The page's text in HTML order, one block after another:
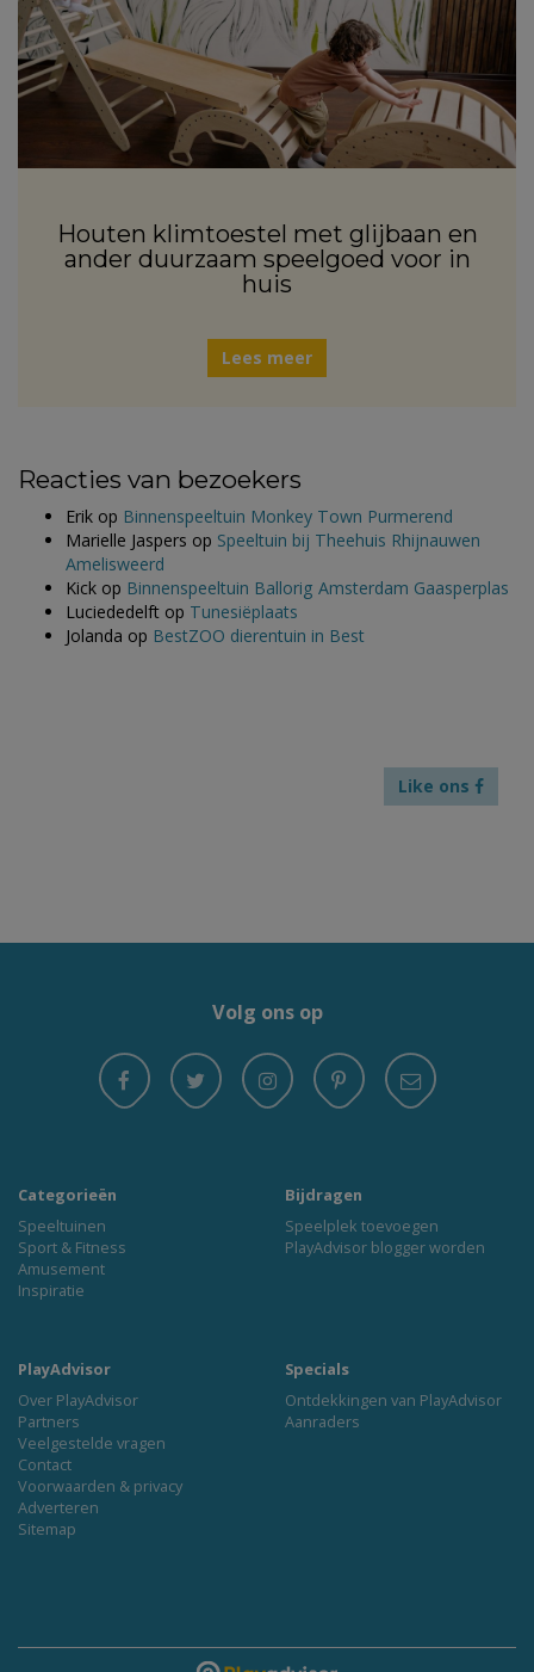
Houten klimtoestel met glijbaan en
ander duurzaam speelgoed voor in
huis
Lees meer
Reacties van bezoekers
Erik op Binnenspeeltuin Monkey Town Purmerend
Marielle Jaspers op Speeltuin bij Theehuis Rhijnauwen
Amelisweerd
Kick op Binnenspeeltuin Ballorig Amsterdam Gaasperplas
Luciededelft op Tunesiëplaats
Jolanda op BestZOO dierentuin in Best
Like ons
Volg ons op
Categorieën
Speeltuinen
Sport & Fitness
Amusement
Inspiratie
Bijdragen
Speelplek toevoegen
PlayAdvisor blogger worden
PlayAdvisor
Over PlayAdvisor
Partners
Veelgestelde vragen
Contact
Voorwaarden & privacy
Adverteren
Sitemap
Specials
Ontdekkingen van PlayAdvisor
Aanraders